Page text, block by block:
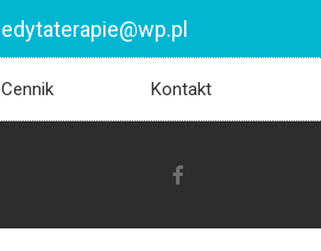
edytaterapie@wp.pl
Cennik Kontakt